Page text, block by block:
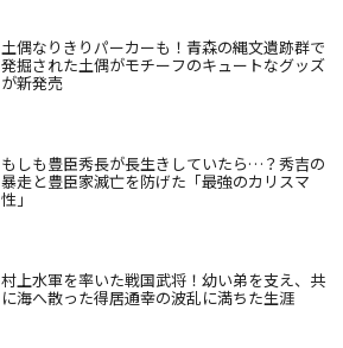
土偶なりきりパーカーも！青森の縄文遺跡群で
発掘された土偶がモチーフのキュートなグッズ
が新発売
もしも豊臣秀長が長生きしていたら…？秀吉の
暴走と豊臣家滅亡を防げた「最強のカリスマ
性」
村上水軍を率いた戦国武将！幼い弟を支え、共
に海へ散った得居通幸の波乱に満ちた生涯